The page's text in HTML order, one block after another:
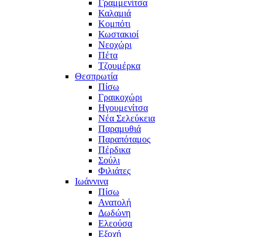
Γραμμενίτσα
Καλαμιά
Κομπότι
Κωστακιοί
Νεοχώρι
Πέτα
Τζουμέρκα
Θεσπρωτία
Πίσω
Γραικοχώρι
Ηγουμενίτσα
Νέα Σελεύκεια
Παραμυθιά
Παραπόταμος
Πέρδικα
Σούλι
Φιλιάτες
Ιωάννινα
Πίσω
Ανατολή
Δωδώνη
Ελεούσα
Εξοχή